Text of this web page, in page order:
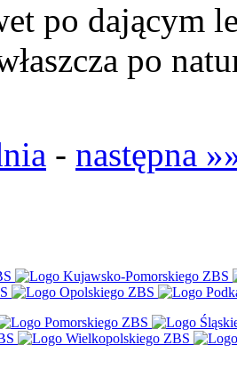
po dającym
po
- następna